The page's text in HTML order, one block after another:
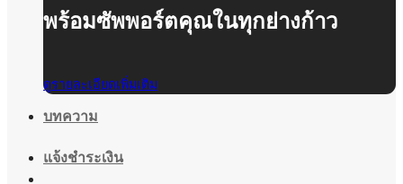
พร้อมซัพพอร์ตคุณในทุกย่างก้าว
ดูรายละเอียดเพิ่มเติม
บทความ
แจ้งชำระเงิน